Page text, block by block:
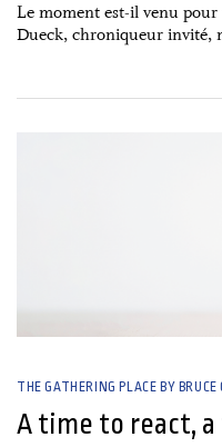
Le moment est-il venu pour
Dueck, chroniqueur invité,
THE GATHERING PLACE BY BRUCE
A time to react,